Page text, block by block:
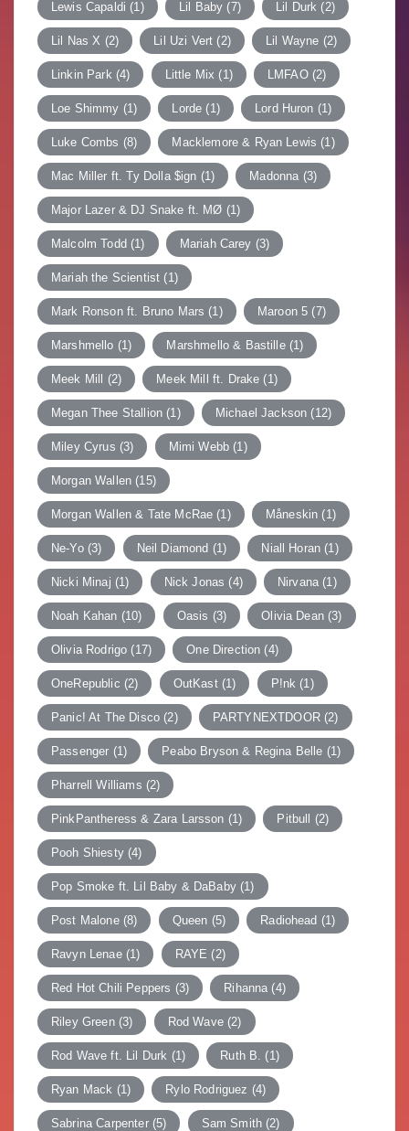
Lewis Capaldi (1) Lil Baby (7) Lil Durk (2)
Lil Nas X (2) Lil Uzi Vert (2) Lil Wayne (2)
Linkin Park (4) Little Mix (1) LMFAO(2)
Loe Shimmy (1) Lorde (1) Lord Huron (1)
Luke Combs (8) Macklemore & Ryan Lewis (1)
Mac Miller ft. Ty Dolla $ign (1) Madonna (3)
Major Lazer & DJ Snake ft. MØ (1)
Malcolm Todd (1) Mariah Carey (3)
Mariah the Scientist (1)
Mark Ronson ft. Bruno Mars (1) Maroon 5 (7)
Marshmello (1) Marshmello & Bastille(1)
Meek Mill (2) Meek Mill ft. Drake (1)
Megan Thee Stallion (1) Michael Jackson (12)
Miley Cyrus (3) Mimi Webb (1)
Morgan Wallen (15)
Morgan Wallen & Tate McRae (1) Måneskin (1)
Ne-Yo(3) Neil Diamond (1) Niall Horan (1)
Nicki Minaj (1) Nick Jonas (4) Nirvana (1)
Noah Kahan (10) Oasis (3) Olivia Dean(3)
Olivia Rodrigo (17) One Direction (4)
OneRepublic (2) OutKast(1) P!nk (1)
Panic! At The Disco (2) PARTYNEXTDOOR(2)
Passenger (1) Peabo Bryson & Regina Belle (1)
Pharrell Williams (2)
PinkPantheress & Zara Larsson (1) Pitbull (2)
Pooh Shiesty(4)
Pop Smoke ft. Lil Baby & DaBaby(1)
Post Malone(8) Queen (5) Radiohead (1)
Ravyn Lenae(1) RAYE (2)
Red Hot Chili Peppers (3) Rihanna (4)
Riley Green(3) Rod Wave(2)
Rod Wave ft. Lil Durk (1) Ruth B. (1)
Ryan Mack (1) Rylo Rodriguez (4)
Sabrina Carpenter(5) Sam Smith (2)